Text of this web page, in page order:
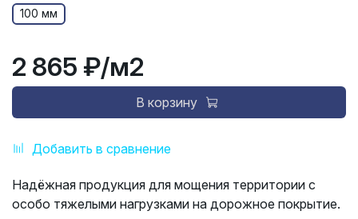
Добавить в сравнение
100 мм
2 865 ₽/м2
В корзину
Надёжная продукция для мощения территории с
особо тяжелыми нагрузками на дорожное покрытие.